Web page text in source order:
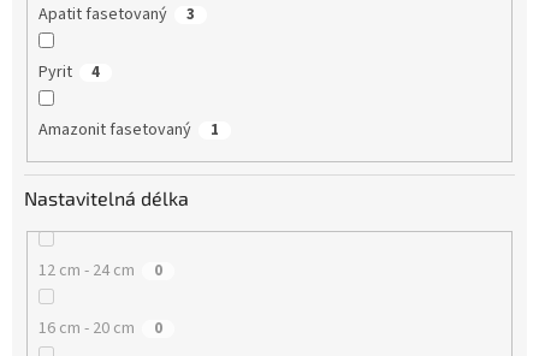
Apatit fasetovaný 3
Pyrit 4
Amazonit fasetovaný 1
Nastavitelná délka
12 cm - 24 cm 0
16 cm - 20 cm 0